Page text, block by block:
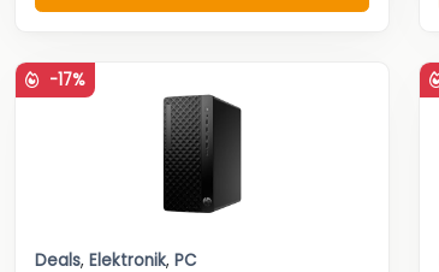
-17%
Deals, Elektronik, PC